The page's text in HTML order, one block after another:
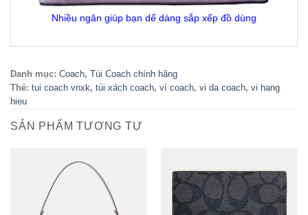
Nhiều ngăn giúp bạn dể dàng sắp xếp đồ dùng
Danh mục: Coach, Túi Coach chính hãng
Thẻ: tui coach vnxk, túi xách coach, ví coach, vi da coach, vi hang
hieu
SẢN PHẨM TƯƠNG TỰ